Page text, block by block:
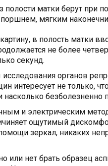
полости матки берут при
поршнем, мягким
в полость матки
не более
секунд.
органов
интересует не только,
насколько безболезненно
и электрическим
ощутимый
зеркал, никаких
или нет брать образец